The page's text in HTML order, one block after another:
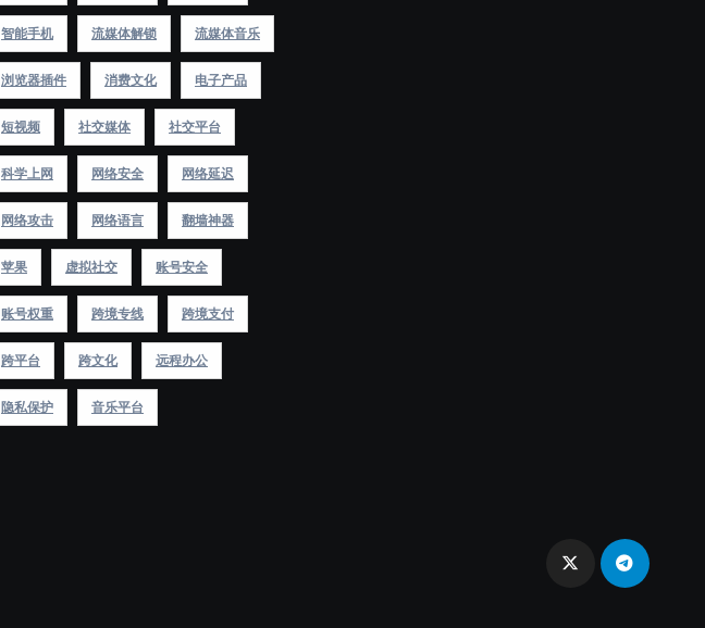
智能手机 流媒体解锁 流媒体音乐
浏览器插件 消费文化 电子产品
短视频 社交媒体 社交平台
科学上网 网络安全 网络延迟
网络攻击 网络语言 翻墙神器
苹果 虚拟社交 账号安全
账号权重 跨境专线 跨境支付
跨平台 跨文化 远程办公
隐私保护 音乐平台